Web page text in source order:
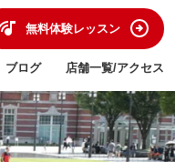
無料体験レッスン
ブログ 店舗一覧/アクセス